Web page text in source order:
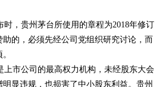
，贵州茅台所使用的章程为2018年修订
的，必须先经公司党组织研究讨论，而
市公司的最高权力机构，未经股东大会
显违规，也损害了中小股东利益。贵州